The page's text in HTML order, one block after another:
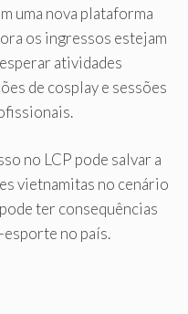
uma nova plataforma
os ingressos estejam
atividades
de cosplay e sessões
no LCP pode salvar a
vietnamitas no cenário
ter consequências
no país.